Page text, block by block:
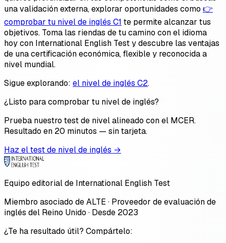
una validación externa, explorar oportunidades como 👉
comprobar tu nivel de inglés C1 te permite alcanzar tus
objetivos. Toma las riendas de tu camino con el idioma
hoy con International English Test y descubre las ventajas
de una certificación económica, flexible y reconocida a
nivel mundial.
Sigue explorando: el nivel de inglés C2.
¿Listo para comprobar tu nivel de inglés?
Prueba nuestro test de nivel alineado con el MCER.
Resultado en 20 minutos — sin tarjeta.
Haz el test de nivel de inglés →
Equipo editorial de International English Test
Miembro asociado de ALTE · Proveedor de evaluación de
inglés del Reino Unido · Desde 2023
¿Te ha resultado útil? Compártelo: